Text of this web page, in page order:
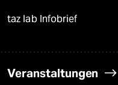
taz lab Infobrief
Veranstaltungen